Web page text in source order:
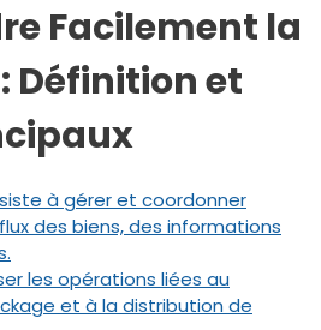
Facilement la
Définition et
à gérer et coordonner
des biens, des informations
les opérations liées au
et à la distribution de